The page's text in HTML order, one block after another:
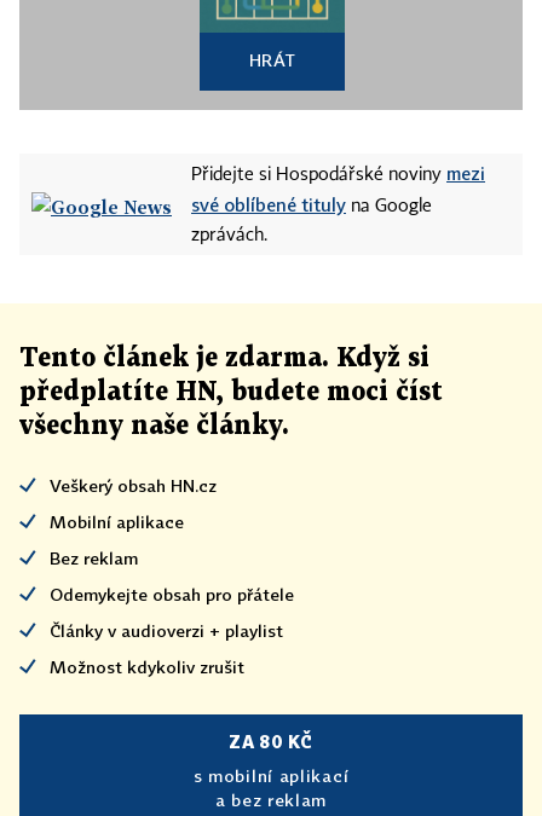
HRÁT
Přidejte si Hospodářské noviny mezi
své oblíbené tituly na Google
zprávách.
Tento článek je zdarma. Když si
předplatíte HN, budete moci číst
všechny naše články.
Veškerý obsah HN.cz
Mobilní aplikace
Bez reklam
Odemykejte obsah pro přátele
Články v audioverzi + playlist
Možnost kdykoliv zrušit
ZA 80 KČ
s mobilní aplikací
a bez reklam